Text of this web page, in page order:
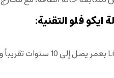
فلو التقنية: